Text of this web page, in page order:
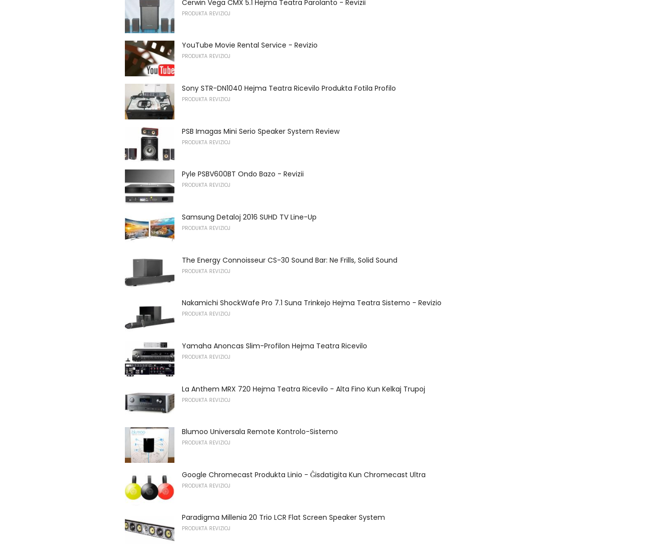
Cerwin Vega CMX 5.1 Hejma Teatra Parolanto - Revizii
PRODUKTA REVIZIOJ
YouTube Movie Rental Service - Revizio
PRODUKTA REVIZIOJ
Sony STR-DN1040 Hejma Teatra Ricevilo Produkta Fotila Profilo
PRODUKTA REVIZIOJ
PSB Imagas Mini Serio Speaker System Review
PRODUKTA REVIZIOJ
Pyle PSBV600BT Ondo Bazo - Revizii
PRODUKTA REVIZIOJ
Samsung Detaloj 2016 SUHD TV Line-Up
PRODUKTA REVIZIOJ
The Energy Connoisseur CS-30 Sound Bar: Ne Frills, Solid Sound
PRODUKTA REVIZIOJ
Nakamichi ShockWafe Pro 7.1 Suna Trinkejo Hejma Teatra Sistemo - Revizio
PRODUKTA REVIZIOJ
Yamaha Anoncas Slim-Profilon Hejma Teatra Ricevilo
PRODUKTA REVIZIOJ
La Anthem MRX 720 Hejma Teatra Ricevilo - Alta Fino Kun Kelkaj Trupoj
PRODUKTA REVIZIOJ
Blumoo Universala Remote Kontrolo-Sistemo
PRODUKTA REVIZIOJ
Google Chromecast Produkta Linio - Ĝisdatigita Kun Chromecast Ultra
PRODUKTA REVIZIOJ
Paradigma Millenia 20 Trio LCR Flat Screen Speaker System
PRODUKTA REVIZIOJ